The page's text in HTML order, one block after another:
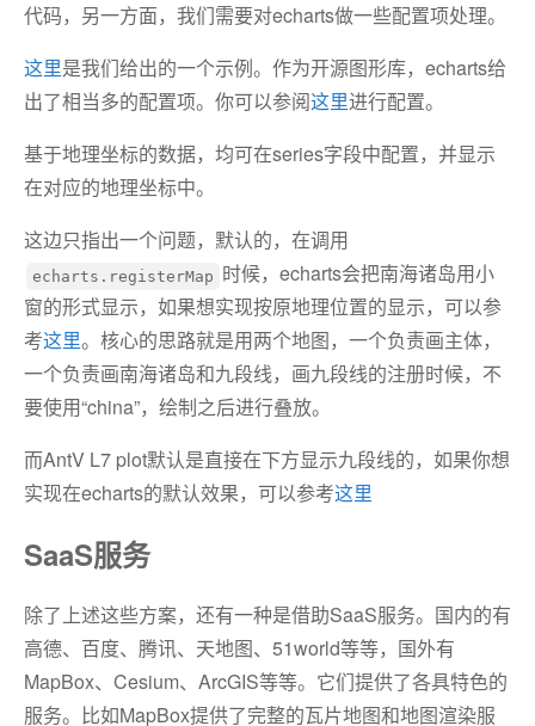
代码，另一方面，我们需要对echarts做一些配置项处理。
这里是我们给出的一个示例。作为开源图形库，echarts给
出了相当多的配置项。你可以参阅这里进行配置。
基于地理坐标的数据，均可在series字段中配置，并显示
在对应的地理坐标中。
这边只指出一个问题，默认的，在调用
echarts.registerMap 时候，echarts会把南海诸岛用小
窗的形式显示，如果想实现按原地理位置的显示，可以参
考这里。核心的思路就是用两个地图，一个负责画主体，
一个负责画南海诸岛和九段线，画九段线的注册时候，不
要使用“china”，绘制之后进行叠放。
而AntV L7 plot默认是直接在下方显示九段线的，如果你想
实现在echarts的默认效果，可以参考这里
SaaS服务
除了上述这些方案，还有一种是借助SaaS服务。国内的有
高德、百度、腾讯、天地图、51world等等，国外有
MapBox、Cesium、ArcGIS等等。它们提供了各具特色的
服务。比如MapBox提供了完整的瓦片地图和地图渲染服